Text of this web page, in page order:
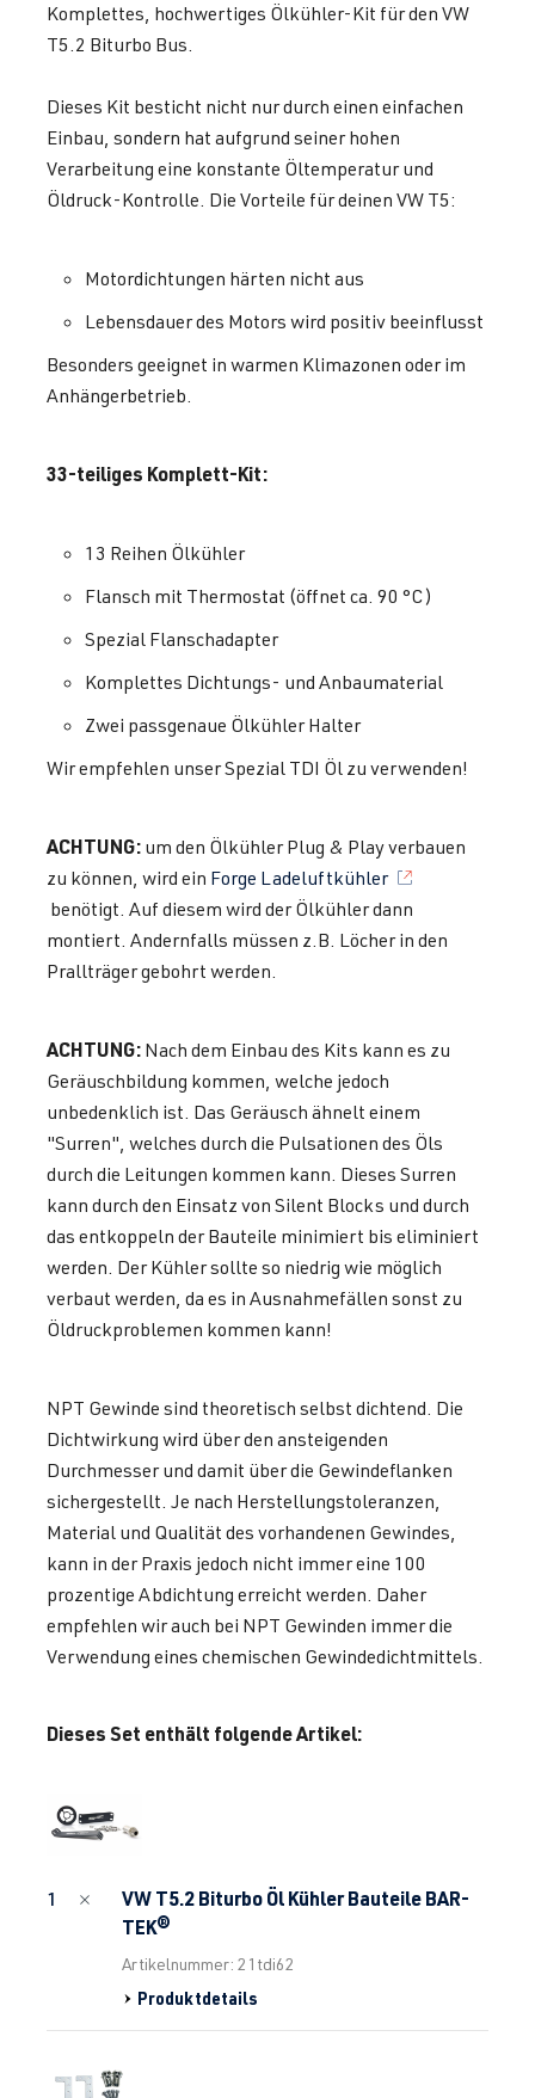
Komplettes, hochwertiges Ölkühler-Kit für den VW
T5.2 Biturbo Bus.
Dieses Kit besticht nicht nur durch einen einfachen
Einbau, sondern hat aufgrund seiner hohen
Verarbeitung eine konstante Öltemperatur und
Öldruck-Kontrolle. Die Vorteile für deinen VW T5:
Motordichtungen härten nicht aus
Lebensdauer des Motors wird positiv beeinflusst
Besonders geeignet in warmen Klimazonen oder im
Anhängerbetrieb.
33-teiliges Komplett-Kit:
13 Reihen Ölkühler
Flansch mit Thermostat (öffnet ca. 90 °C)
Spezial Flanschadapter
Komplettes Dichtungs- und Anbaumaterial
Zwei passgenaue Ölkühler Halter
Wir empfehlen unser Spezial TDI Öl zu verwenden!
ACHTUNG: um den Ölkühler Plug & Play verbauen
zu können, wird ein Forge Ladeluftkühler
benötigt. Auf diesem wird der Ölkühler dann
montiert. Andernfalls müssen z.B. Löcher in den
Prallträger gebohrt werden.
ACHTUNG: Nach dem Einbau des Kits kann es zu
Geräuschbildung kommen, welche jedoch
unbedenklich ist. Das Geräusch ähnelt einem
"Surren", welches durch die Pulsationen des Öls
durch die Leitungen kommen kann. Dieses Surren
kann durch den Einsatz von Silent Blocks und durch
das entkoppeln der Bauteile minimiert bis eliminiert
werden. Der Kühler sollte so niedrig wie möglich
verbaut werden, da es in Ausnahmefällen sonst zu
Öldruckproblemen kommen kann!
NPT Gewinde sind theoretisch selbst dichtend. Die
Dichtwirkung wird über den ansteigenden
Durchmesser und damit über die Gewindeflanken
sichergestellt. Je nach Herstellungstoleranzen,
Material und Qualität des vorhandenen Gewindes,
kann in der Praxis jedoch nicht immer eine 100
prozentige Abdichtung erreicht werden. Daher
empfehlen wir auch bei NPT Gewinden immer die
Verwendung eines chemischen Gewindedichtmittels.
Dieses Set enthält folgende Artikel:
1
VW T5.2 Biturbo Öl Kühler Bauteile BAR-
TEK®
Artikelnummer: 21tdi62
Produktdetails